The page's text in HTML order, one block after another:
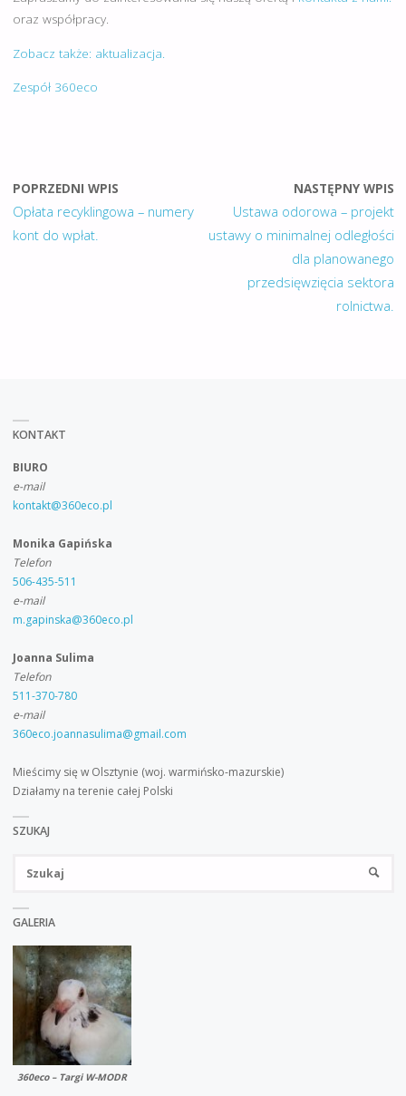
oraz współpracy.
Zobacz także: aktualizacja.
Zespół 360eco
POPRZEDNI WPIS
Opłata recyklingowa – numery
kont do wpłat.
NASTĘPNY WPIS
Ustawa odorowa – projekt
ustawy o minimalnej odległości
dla planowanego
przedsięwzięcia sektora
rolnictwa.
KONTAKT
BIURO
e-mail
kontakt@360eco.pl
Monika Gapińska
Telefon
506-435-511
e-mail
m.gapinska@360eco.pl
Joanna Sulima
Telefon
511-370-780
e-mail
360eco.joannasulima@gmail.com
Mieścimy się w Olsztynie (woj. warmińsko-mazurskie)
Działamy na terenie całej Polski
SZUKAJ
GALERIA
360eco – Targi W-MODR